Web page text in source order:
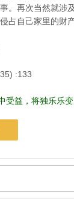
。再次当然就涉
占自己家里的财产
:133
受益，将独乐乐